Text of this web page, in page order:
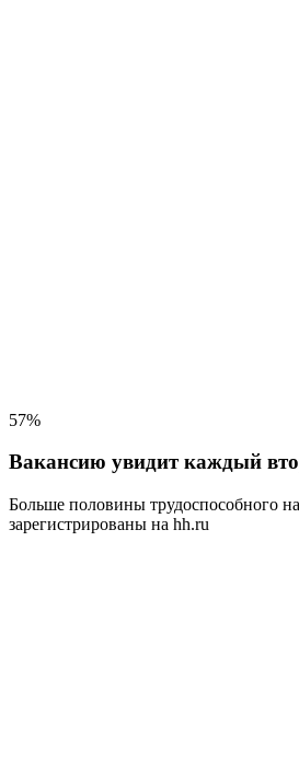
57%
Вакансию увидит каждый
Больше половины трудоспособного
зарегистрированы на hh.ru